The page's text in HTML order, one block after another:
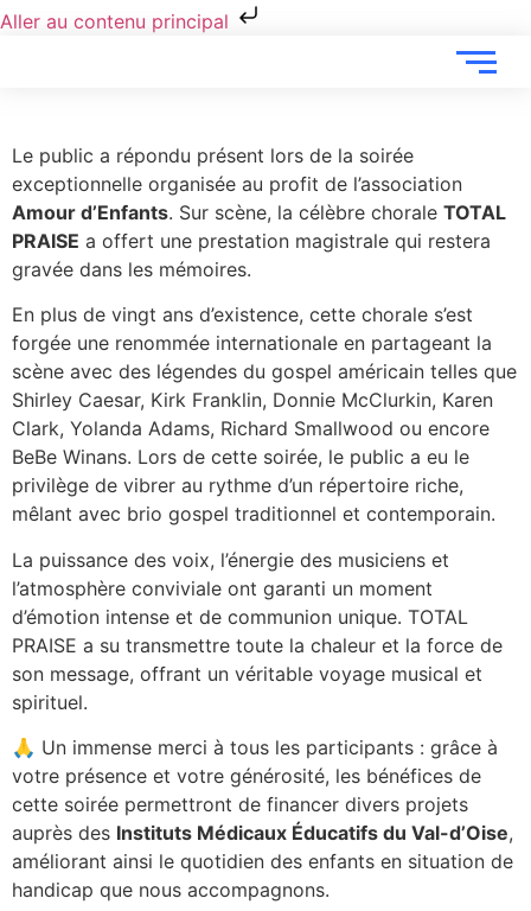
Aller au contenu principal
Le public a répondu présent lors de la soirée
exceptionnelle organisée au profit de l’association
Amour d’Enfants. Sur scène, la célèbre chorale TOTAL
PRAISE a offert une prestation magistrale qui restera
gravée dans les mémoires.
En plus de vingt ans d’existence, cette chorale s’est
forgée une renommée internationale en partageant la
scène avec des légendes du gospel américain telles que
Shirley Caesar, Kirk Franklin, Donnie McClurkin, Karen
Clark, Yolanda Adams, Richard Smallwood ou encore
BeBe Winans. Lors de cette soirée, le public a eu le
privilège de vibrer au rythme d’un répertoire riche,
mêlant avec brio gospel traditionnel et contemporain.
La puissance des voix, l’énergie des musiciens et
l’atmosphère conviviale ont garanti un moment
d’émotion intense et de communion unique. TOTAL
PRAISE a su transmettre toute la chaleur et la force de
son message, offrant un véritable voyage musical et
spirituel.
🙏 Un immense merci à tous les participants : grâce à
votre présence et votre générosité, les bénéfices de
cette soirée permettront de financer divers projets
auprès des Instituts Médicaux Éducatifs du Val-d’Oise,
améliorant ainsi le quotidien des enfants en situation de
handicap que nous accompagnons.